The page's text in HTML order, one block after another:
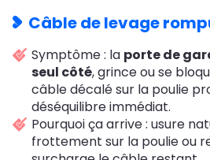
Câble de levage
Symptôme : la porte de
seul côté, grince ou se
câble décalé sur la poulie
déséquilibre immédiat.
Pourquoi ça arrive : usure
frottement sur la poulie ou